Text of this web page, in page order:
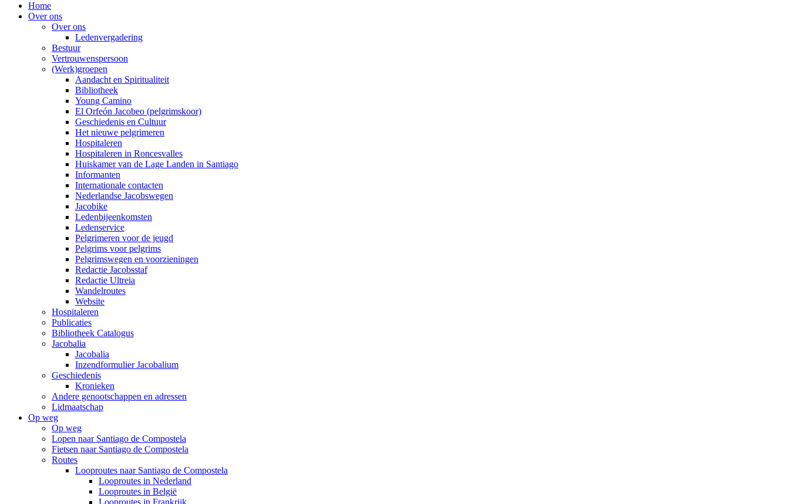
Home
Over ons
Over ons
Ledenvergadering
Bestuur
Vertrouwenspersoon
(Werk)groepen
Aandacht en Spiritualiteit
Bibliotheek
Young Camino
El Orfeón Jacobeo (pelgrimskoor)
Geschiedenis en Cultuur
Het nieuwe pelgrimeren
Hospitaleren
Hospitaleren in Roncesvalles
Huiskamer van de Lage Landen in Santiago
Informanten
Internationale contacten
Nederlandse Jacobswegen
Jacobike
Ledenbijeenkomsten
Ledenservice
Pelgrimeren voor de jeugd
Pelgrims voor pelgrims
Pelgrimswegen en voorzieningen
Redactie Jacobsstaf
Redactie Ultreia
Wandelroutes
Website
Hospitaleren
Publicaties
Bibliotheek Catalogus
Jacobalia
Jacobalia
Inzendformulier Jacobalium
Geschiedenis
Kronieken
Andere genootschappen en adressen
Lidmaatschap
Op weg
Op weg
Lopen naar Santiago de Compostela
Fietsen naar Santiago de Compostela
Routes
Looproutes naar Santiago de Compostela
Looproutes in Nederland
Looproutes in België
Looproutes in Frankrijk